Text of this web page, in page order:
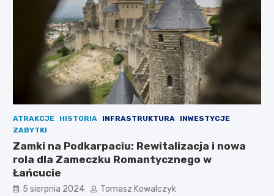
ATRAKCJE HISTORIA INFRASTRUKTURA
INWESTYCJE
ZABYTKI
Zamki na Podkarpaciu: Rewitalizacja i nowa
rola dla Zameczku Romantycznego w
Łańcucie
5 sierpnia 2024 Tomasz Kowalczyk